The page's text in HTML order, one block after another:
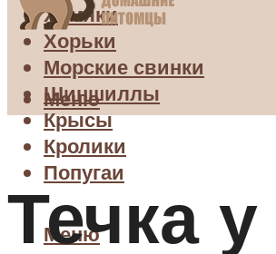
Хомяки
Хорьки
Морские свинки
Шиншиллы
Крысы
Кролики
Попугаи
Меню
Меню
Течка